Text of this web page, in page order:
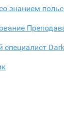
знанием